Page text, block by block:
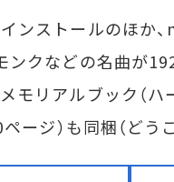
ンストールのほか、
ンクなどの名曲が
モリアルブック（
ージ）も同梱（どう